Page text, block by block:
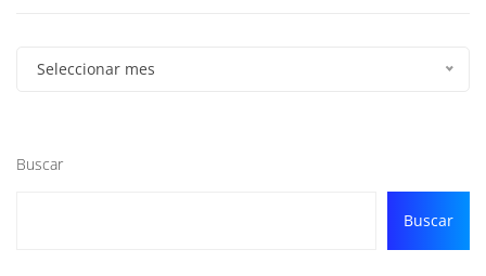
Seleccionar mes
Buscar
Buscar